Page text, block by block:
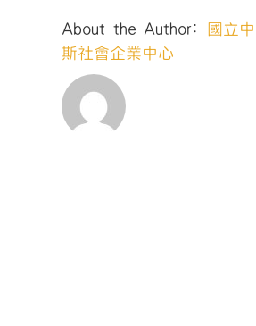
About the Author:
國立
斯社會企業中心